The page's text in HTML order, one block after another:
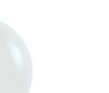
v baleni velkost cca do